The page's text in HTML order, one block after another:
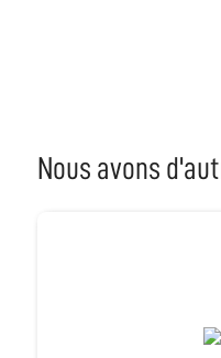
Nous avons